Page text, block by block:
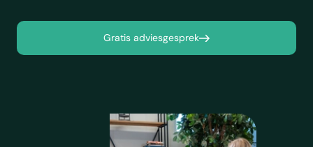
Gratis adviesgesprek